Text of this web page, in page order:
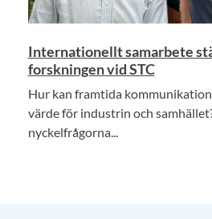
Internationellt samarbete
forskningen vid STC
Hur kan framtida
värde för industrin och
nyckelfrågorna...